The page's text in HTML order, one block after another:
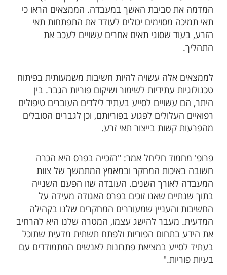
המדמה את סביבת האשך במעבדה. הממצאים הראו כי
תאי תמיכה מסוימים יכולים לעודד את התפתחות תאי
הזרע, בעוד שסוגי תאים אחרים עשויים לעכב את
התהליך.
לממצאים אלה עשויה להיות חשיבות משמעותית בפיתוח
טכנולוגיות עתידיות לשימור ושיקום פוריות הגבר. בין
היתר, הם עשויים לסייע בעתיד לילדים העוברים טיפולים
רפואיים העלולים לפגוע בפוריותם, וכן לגברים הסובלים
מהפרעות קשות בייצור תאי זרע.
פרופ' מחמוד חליחל אמר: "הזכייה בפרס היא הכרה
חשובה באיכות המחקר ובמאמץ המתמשך של צוות
המעבדה לאורך השנים. העובדה שזו הפעם השנייה
בתוך שנתיים שאנו זוכים בפרס האגודה מעידה על
החשיבות והעניין שמעוררים המחקרים שלנו בקהילה
המדעית. מעבר להישג עצמו, המטרה שלנו היא להרחיב
את הידע בתחום הפוריות ולפתח תשתית מדעית שתוכל
בעתיד לסייע במציאת פתרונות לאנשים המתמודדים עם
בעיות פוריות."